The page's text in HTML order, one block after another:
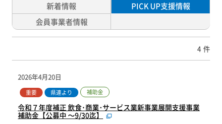
新着情報
PICK UP支援情報
会員事業者情報
4 件
2026年4月20日
重要 県連より 補助金
令和７年度補正 飲食･商業･サービス業新事業展開支援事業
補助金【公募中 ～9/30迄】